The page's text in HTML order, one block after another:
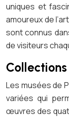
uniques et
amoureux de
sont connus
de visiteurs
Les musées de
variées qui
œuvres des